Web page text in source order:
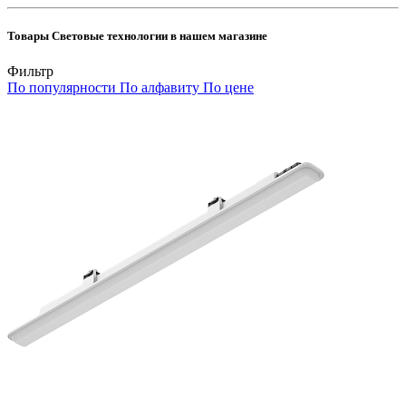
Товары Световые технологии в нашем магазине
Фильтр
По популярности По алфавиту По цене